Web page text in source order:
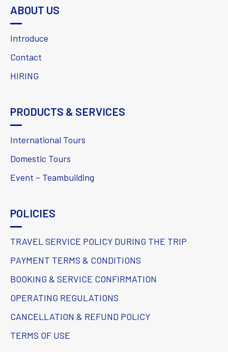
ABOUT US
Introduce
Contact
HIRING
PRODUCTS & SERVICES
International Tours
Domestic Tours
Event – Teambuilding
POLICIES
TRAVEL SERVICE POLICY DURING THE TRIP
PAYMENT TERMS & CONDITIONS
BOOKING & SERVICE CONFIRMATION
OPERATING REGULATIONS
CANCELLATION & REFUND POLICY
TERMS OF USE